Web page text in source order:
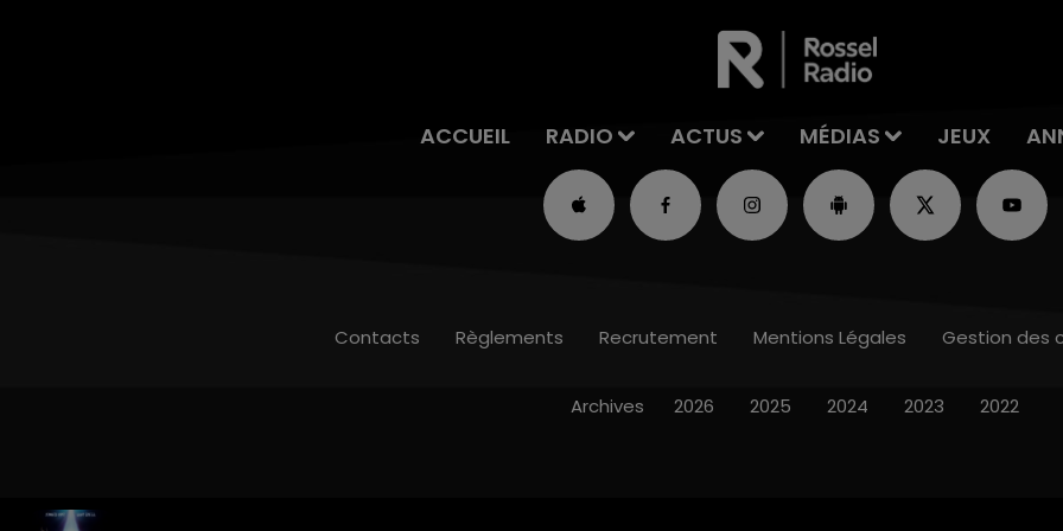
ACCUEIL RADIO ACTUS MÉDIAS JEUX
Contacts Règlements Recrutement Mentions Légales Gestion des
Archives 2026 2025 2024 2023 2022